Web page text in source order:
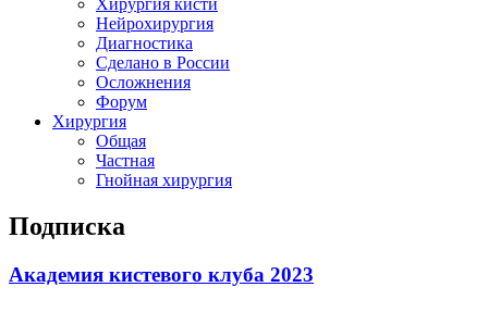
Хирургия кисти
Нейрохирургия
Диагностика
Сделано в России
Осложнения
Форум
Хирургия
Общая
Частная
Гнойная хирургия
Подписка
Академия кистевого клуба 2023